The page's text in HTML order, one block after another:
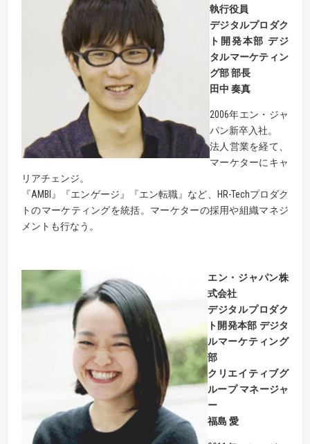
執行役員
デジタルプロダク
ト開発本部 デジ
タルマーケティン
グ部 部長
田中 奏真
2006年エン・ジャ
パン新卒入社。
法人営業を経て、
マーケターにキャ
リアチェンジ。
『AMBI』『エンゲージ』『エン転職』など、HR-Techプロダク
トのマーケティングを統括。マーケターの採用や組織マネジ
メントも行なう。
エン・ジャパン株
式会社
デジタルプロダク
ト開発本部 デジタ
ルマーケティング
部
クリエイティブグ
ループ マネージャ
ー
福島 愛